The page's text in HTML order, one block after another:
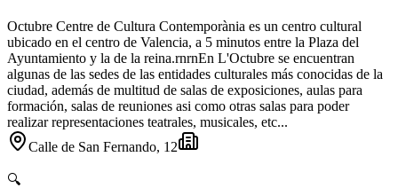
Octubre Centre de Cultura Contemporània es un centro cultural
ubicado en el centro de Valencia, a 5 minutos entre la Plaza del
Ayuntamiento y la de la reina.rnrnEn L'Octubre se encuentran
algunas de las sedes de las entidades culturales más conocidas de la
ciudad, además de multitud de salas de exposiciones, aulas para
formación, salas de reuniones asi como otras salas para poder
realizar representaciones teatrales, musicales, etc...
Calle de San Fernando, 12
🔍